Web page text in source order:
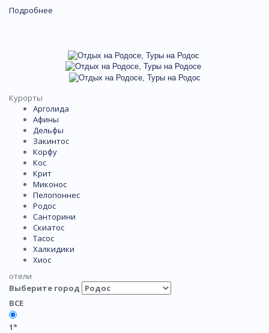
Подробнее
Курорты
Арголида
Афины
Дельфы
Закинтос
Корфу
Кос
Крит
Миконос
Пелопоннес
Родос
Санторини
Скиатос
Тасос
Халкидики
Хиос
отели
Выберите город
ВСЕ
1*